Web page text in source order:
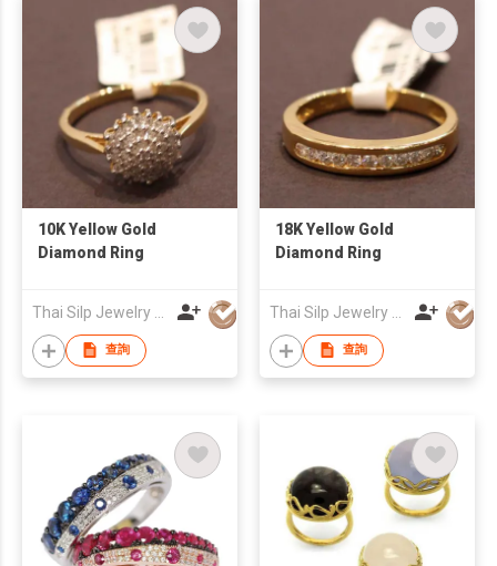
10K Yellow Gold
Diamond Ring
查詢
18K Yellow Gold
Diamond Ring
查詢